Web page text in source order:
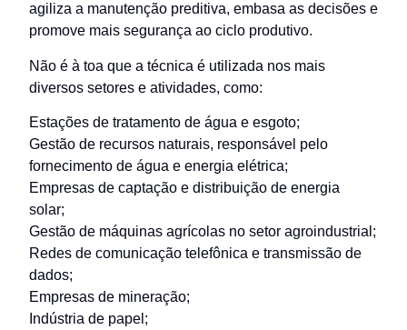
agiliza a manutenção preditiva, embasa as decisões e
promove mais segurança ao ciclo produtivo.
Não é à toa que a técnica é utilizada nos mais
diversos setores e atividades, como:
Estações de tratamento de água e esgoto;
Gestão de recursos naturais, responsável pelo
fornecimento de água e energia elétrica;
Empresas de captação e distribuição de energia
solar;
Gestão de máquinas agrícolas no setor agroindustrial;
Redes de comunicação telefônica e transmissão de
dados;
Empresas de mineração;
Indústria de papel;